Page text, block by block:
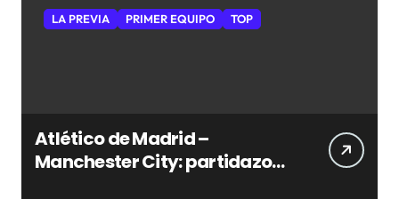
LA PREVIA PRIMER EQUIPO TOP
Atlético de Madrid –
Manchester City: partidazo